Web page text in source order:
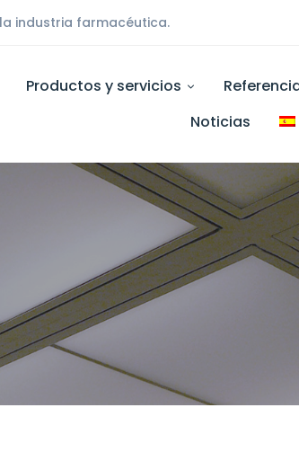
industria farmacéutica.
Productos y servicios
Noticias